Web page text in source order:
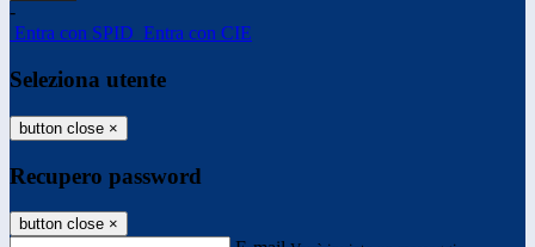
-
Entra con SPID Entra con CIE
Seleziona utente
button close ×
Recupero password
button close ×